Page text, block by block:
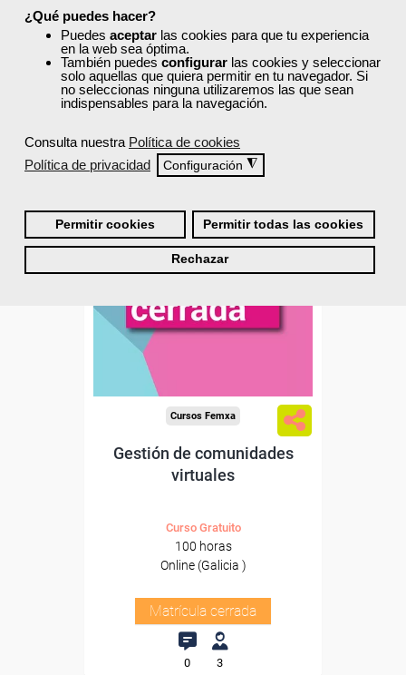
¿Qué puedes hacer?
Puedes aceptar las cookies para que tu experiencia
en la web sea óptima.
También puedes configurar las cookies y seleccionar
solo aquellas que quiera permitir en tu navegador. Si
no seleccionas ninguna utilizaremos las que sean
indispensables para la navegación.
Consulta nuestra Política de cookies
Política de privacidad
Configuración ◮
Permitir cookies Permitir todas las cookies
Rechazar
Online (Galicia )
Matrícula cerrada
ONLINE
Cursos Femxa
Gestión de comunidades
virtuales
Curso Gratuito
100 horas
Online (Galicia )
Matrícula cerrada
0 3